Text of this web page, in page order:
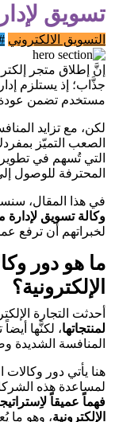
تسويق
التسويق الالكتروني
إنَّ إطلاق متجر
جذَّاب؛ إذ يستلزم
مستخدم تضمن عودة
لكن، مع تزايد
الصعب التميّز
التي تُسهم في
المحترفة للوصول
في هذا المقال،
وكالة تسويق لإدارة
لخبراتهم أن ترفع
ما هو دور
الإلكترونية؟
أحدثت التجارة
لمنتجاتها، لكنَّها
المنافسة الشديدة
هنا يأتي دور وكالات
لمساعدة هذه
فهماً عميقاً
الإلكترونية، وهو ما